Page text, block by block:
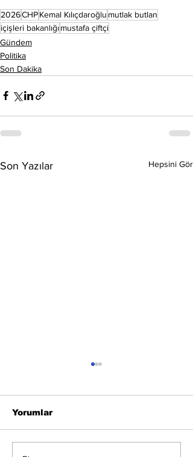
2026CHPKemal Kılıçdaroğlu mutlak butlan
içişleri bakanlığımustafa çiftçi
Gündem
Politika
Son Dakika
Son Yazılar Hepsini Gör
Yorumlar